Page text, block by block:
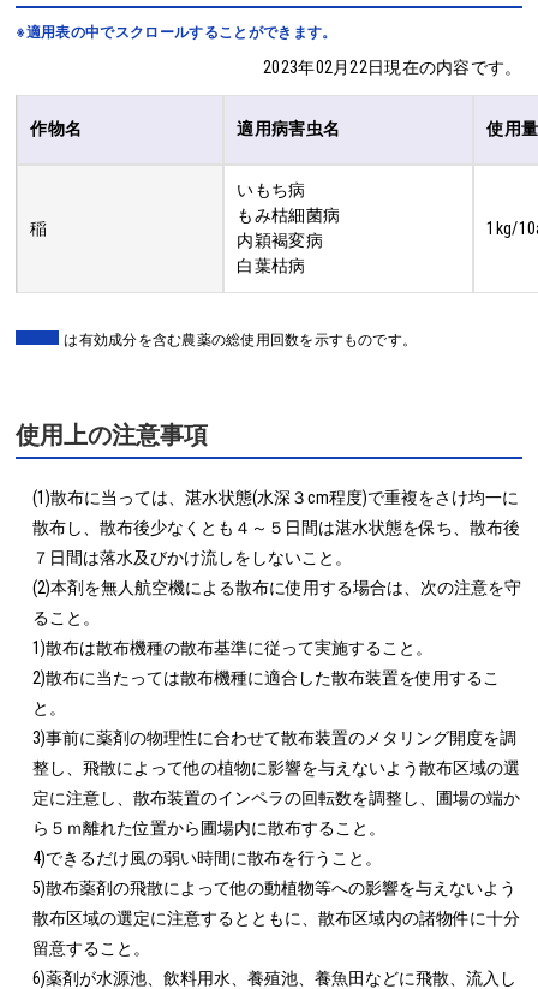
※適用表の中でスクロールすることができます。
2023年02月22日現在の内容です。
作物名 適用病害虫名 使用量
稲
いもち病
もみ枯細菌病
内穎褐変病
白葉枯病
1kg/
は有効成分を含む農薬の総使用回数を示すものです。
使用上の注意事項
(1)散布に当っては、湛水状態(水深３cm程度)で重複をさけ均一に
散布し、散布後少なくとも４～５日間は湛水状態を保ち、散布後
７日間は落水及びかけ流しをしないこと。
(2)本剤を無人航空機による散布に使用する場合は、次の注意を守
ること。
1)散布は散布機種の散布基準に従って実施すること。
2)散布に当たっては散布機種に適合した散布装置を使用するこ
と。
3)事前に薬剤の物理性に合わせて散布装置のメタリング開度を調
整し、飛散によって他の植物に影響を与えないよう散布区域の選
定に注意し、散布装置のインペラの回転数を調整し、圃場の端か
ら５ｍ離れた位置から圃場内に散布すること。
4)できるだけ風の弱い時間に散布を行うこと。
5)散布薬剤の飛散によって他の動植物等への影響を与えないよう
散布区域の選定に注意するとともに、散布区域内の諸物件に十分
留意すること。
6)薬剤が水源池、飲料用水、養殖池、養魚田などに飛散、流入し